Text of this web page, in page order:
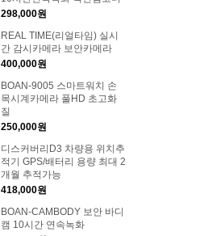
298,000원
REAL TIME(리얼타임) 실시
간 감시카메라 보안카메라
400,000원
BOAN-9005 스마트워치 손
목시계카메라 풀HD 초고화
질
250,000원
디스커버리D3 차량용 위치추
적기 GPS/배터리 용량 최대 2
개월 추적가능
418,000원
BOAN-CAMBODY 보안 바디
캠 10시간 연속녹화